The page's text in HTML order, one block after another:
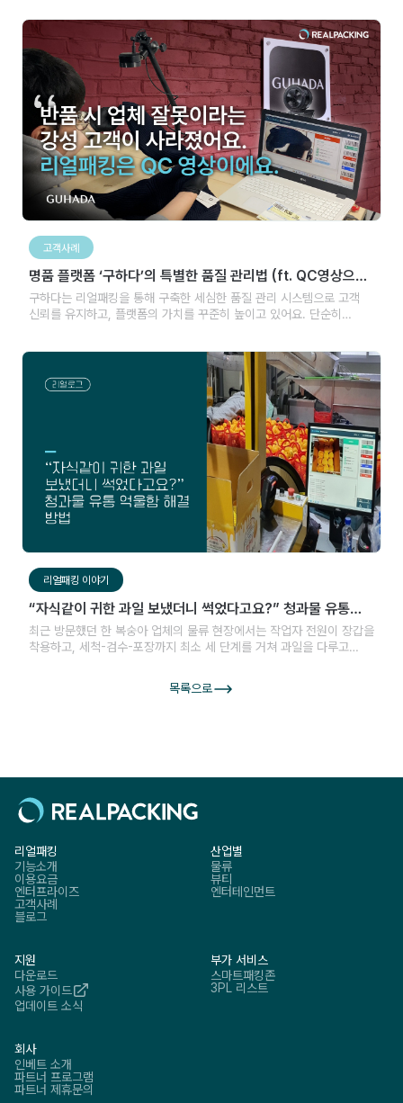
반복되는 반품 대란은 이제 예측 가능한 패턴이 되었습니다. 그렇다면
브랜드도 이에 대응할 수 있는 시스템을 갖춰야 합니다.
고객사례
명품 플랫폼 ‘구하다’의 특별한 품질 관리법 (ft. QC영상으로
만드는 고객 경험)
구하다는 리얼패킹을 통해 구축한 세심한 품질 관리 시스템으로 고객
신뢰를 유지하고, 플랫폼의 가치를 꾸준히 높이고 있어요. 단순히
공유하며, 더욱 신뢰받는 플랫폼으로 자리 잡고 있어요. 이 모든
과정에서 핵심 역할을 하는 것이 바로 리얼패킹의 QC 영상이에요.
리얼패킹 이야기
“자식같이 귀한 과일 보냈더니 썩었다고요?” 청과물 유통
억울함 해결법
최근 방문했던 한 복숭아 업체의 물류 현장에서는 작업자 전원이 장갑을
착용하고, 세척-검수-포장까지 최소 세 단계를 거쳐 과일을 다루고
목록으로
리얼패킹
기능소개
이용요금
엔터프라이즈
고객사례
블로그
산업별
물류
뷰티
엔터테인먼트
지원
다운로드
사용 가이드
업데이트 소식
부가 서비스
스마트패킹존
3PL 리스트
회사
인베트 소개
파트너 프로그램
파트너 제휴문의